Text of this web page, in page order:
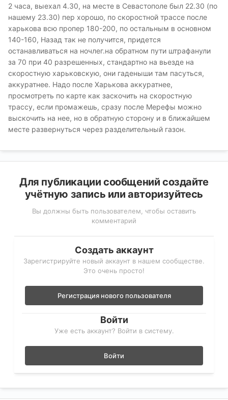
2 часа, выехал 4.30, на месте в Севастополе был 22.30 (по
нашему 23.30) пер хорошо, по скоростной трассе после
харькова всю пропер 180-200, по остальным в основном
140-160, Назад так не получится, придется
останавливаться на ночлег.на обратном пути штрафанули
за 70 при 40 разрешенных, стандартно на вьезде на
скоростную харьковскую, они гаденыши там пасуться,
аккуратнее. Надо после Харькова аккуратнее,
просмотреть по карте как заскочить на скоростную
трассу, если промажешь, сразу после Мерефы можно
выскочить на нее, но в обратную сторону и в ближайшем
месте развернуться через разделительный газон.
Для публикации сообщений создайте
учётную запись или авторизуйтесь
Вы должны быть пользователем, чтобы оставить
комментарий
Создать аккаунт
Зарегистрируйте новый аккаунт в нашем сообществе.
Это очень просто!
Регистрация нового пользователя
Войти
Уже есть аккаунт? Войти в систему.
Войти